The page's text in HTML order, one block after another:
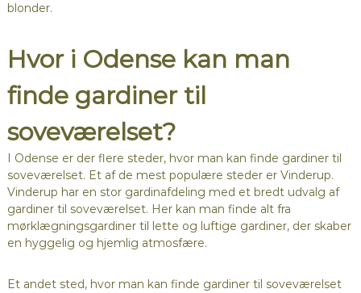
blonder.
Hvor i Odense kan man
finde gardiner til
soveværelset?
I Odense er der flere steder, hvor man kan finde gardiner til
soveværelset. Et af de mest populære steder er Vinderup.
Vinderup har en stor gardinafdeling med et bredt udvalg af
gardiner til soveværelset. Her kan man finde alt fra
mørklægningsgardiner til lette og luftige gardiner, der skaber
en hyggelig og hjemlig atmosfære.
Et andet sted, hvor man kan finde gardiner til soveværelset